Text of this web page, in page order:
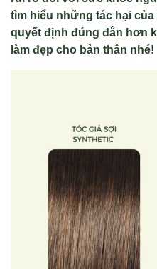
tìm hiểu những tác hại
quyết định đúng đắn hơn
làm đẹp cho bản thân nhé!